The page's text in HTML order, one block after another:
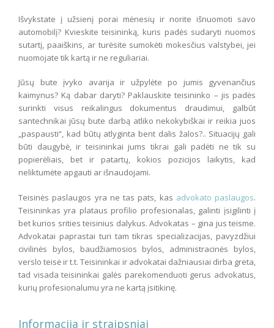
Išvykstate į užsienį porai mėnesių ir norite išnuomoti savo
automobilį? Kvieskite teisininką, kuris padės sudaryti nuomos
sutartį, paaiškins, ar turėsite sumokėti mokesčius valstybei, jei
nuomojate tik kartą ir ne reguliariai.
Jūsų bute įvyko avarija ir užpylėte po jumis gyvenančius
kaimynus? Ką dabar daryti? Paklauskite teisininko – jis padės
surinkti visus reikalingus dokumentus draudimui, galbūt
santechnikai jūsų bute darbą atliko nekokybiškai ir reikia juos
„paspausti“, kad būtų atlyginta bent dalis žalos?.. Situacijų gali
būti daugybė, ir teisininkai jums tikrai gali padėti ne tik su
popierėliais, bet ir patartų, kokios pozicijos laikytis, kad
neliktumėte apgauti ar išnaudojami.
Teisinės paslaugos yra ne tas pats, kas advokato paslaugos.
Teisininkas yra plataus profilio profesionalas, galinti įsigilinti į
bet kurios srities teisinius dalykus. Advokatas – gina jus teisme.
Advokatai paprastai turi tam tikras specializacijas, pavyzdžiui
civilinės bylos, baudžiamosios bylos, administracinės bylos,
verslo teisė ir t.t. Teisininkai ir advokatai dažniausiai dirba greta,
tad visada teisininkai galės parekomenduoti gerus advokatus,
kurių profesionalumu yra ne kartą įsitikinę.
Informacija ir straipsniai